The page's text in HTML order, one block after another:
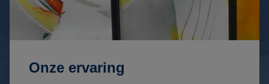
Onze ervaring